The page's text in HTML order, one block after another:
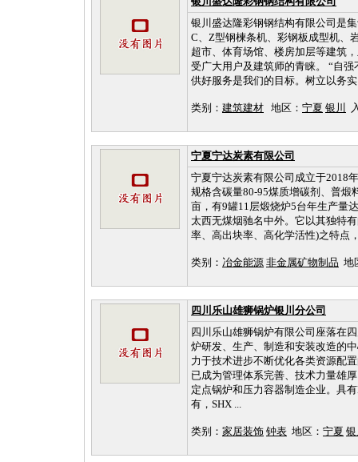
银川盛达隆彩钢钢结构有限公司是
C、Z型钢楝条机、彩钢板成型机、
超市、体育场馆、楼房加层等建筑
受广大用户及建筑师的青睐。 “自
供好服务是我们的目标。树立以务
类别： 建筑建材 地区： 宁夏 银川
宁夏宁达炭素有限公司
宁夏宁达炭素有限公司成立于2018
规格含碳量80-95煤质增碳剂、普煅
亩，有9罐11层煅烧炉5台年生产量
太西无煤烟驰名中外。它以其独特
率、高出块率、高化学活性)之特点
类别： 冶金能源 非金属矿物制品 地
四川乐山雄狮锅炉银川分公司
四川乐山雄狮锅炉有限公司座落在
炉研发、生产、制造和安装改造的
力于技术进步不断优化各类资源配
已成为管理体系完善、技术力量雄
定点锅炉和压力容器制造企业。具
有，SHX ...
类别： 家居装饰 钟表 地区： 宁夏